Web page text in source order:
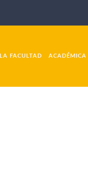
LA FACULTAD ACADÉMICA